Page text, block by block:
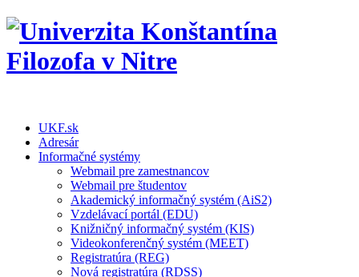
UKF.sk
Adresár
Informačné systémy
Webmail pre zamestnancov
Webmail pre študentov
Akademický informačný systém (AiS2)
Vzdelávací portál (EDU)
Knižničný informačný systém (KIS)
Videokonferenčný systém (MEET)
Registratúra (REG)
Nová registratúra (RDSS)